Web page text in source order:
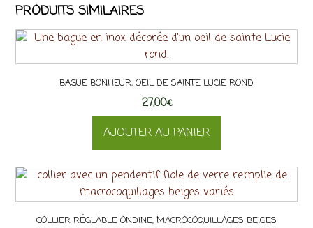
plusieurs
variations.
Les
options
peuvent
être
choisies
sur
la
page
du
produit
PRODUITS SIMILAIRES
BAGUE BONHEUR, OEIL DE SAINTE LUCIE ROND
27,00€
AJOUTER AU PANIER
COLLIER RÉGLABLE ONDINE, MACROCOQUILLAGES BEIGES